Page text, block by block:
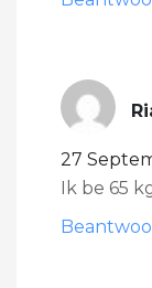
27
Ik be 65